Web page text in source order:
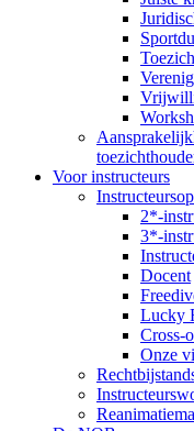
Voor instructeurs
2*-
3*-
Docent
Lucky
Cross-
Onze